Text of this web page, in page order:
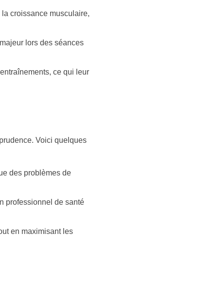
croissance musculaire,
lors des séances
ce qui leur
Voici quelques
des problèmes de
professionnel de santé
en maximisant les